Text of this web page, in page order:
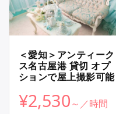
＜愛知＞アンティーク
ス名古屋港 貸切 オプ
ションで屋上撮影可能
¥2,530